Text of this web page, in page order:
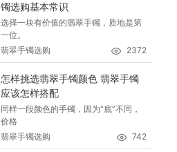
镯选购基本常识
选择一块有价值的翡翠手镯，质地是第
一位。
翡翠手镯选购
2372
怎样挑选翡翠手镯颜色 翡翠手镯
应该怎样搭配
同样一段颜色的手镯，因为“底”不同，
价格
翡翠手镯选购
742